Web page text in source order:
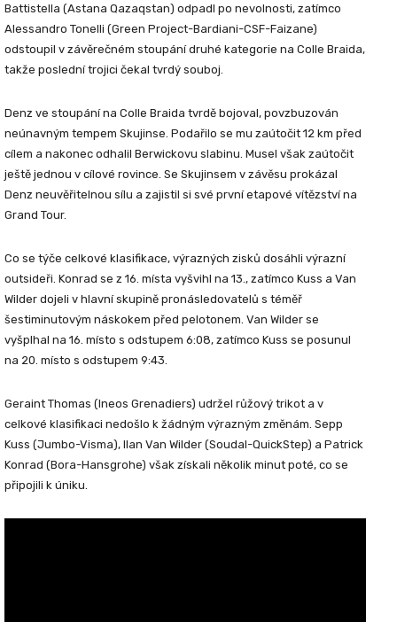
Battistella (Astana Qazaqstan) odpadl po nevolnosti, zatímco
Alessandro Tonelli (Green Project-Bardiani-CSF-Faizane)
odstoupil v závěrečném stoupání druhé kategorie na Colle Braida,
takže poslední trojici čekal tvrdý souboj.
Denz ve stoupání na Colle Braida tvrdě bojoval, povzbuzován
neúnavným tempem Skujinse. Podařilo se mu zaútočit 12 km před
cílem a nakonec odhalil Berwickovu slabinu. Musel však zaútočit
ještě jednou v cílové rovince. Se Skujinsem v závěsu prokázal
Denz neuvěřitelnou sílu a zajistil si své první etapové vítězství na
Grand Tour.
Co se týče celkové klasifikace, výrazných zisků dosáhli výrazní
outsideři. Konrad se z 16. místa vyšvihl na 13., zatímco Kuss a Van
Wilder dojeli v hlavní skupině pronásledovatelů s téměř
šestiminutovým náskokem před pelotonem. Van Wilder se
vyšplhal na 16. místo s odstupem 6:08, zatímco Kuss se posunul
na 20. místo s odstupem 9:43.
Geraint Thomas (Ineos Grenadiers) udržel růžový trikot a v
celkové klasifikaci nedošlo k žádným výrazným změnám. Sepp
Kuss (Jumbo-Visma), Ilan Van Wilder (Soudal-QuickStep) a Patrick
Konrad (Bora-Hansgrohe) však získali několik minut poté, co se
připojili k úniku.